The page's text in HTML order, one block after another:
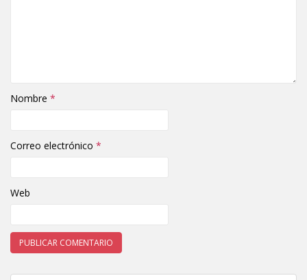
Nombre *
Correo electrónico *
Web